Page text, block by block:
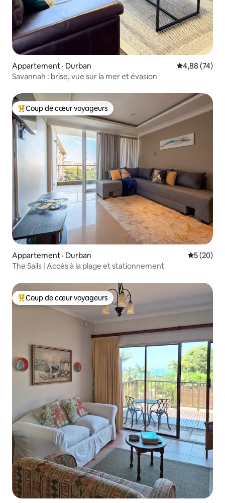
Appartement · Durban Note
4,88 (74)
Savannah : brise, vue sur la mer et évasion
Coup de cœur voyageurs parmi les plus aimés
Coup de cœur voyageurs
Appartement · Durban Note
5 (20)
The Sails | Accès à la plage et stationnement
Coup de cœur voyageurs parmi les plus aimés
Coup de cœur voyageurs